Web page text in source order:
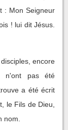
: Mon Seigneur
! lui dit Jésus.
encore
n'ont pas été
a été écrit
le Fils de Dieu,
nom.